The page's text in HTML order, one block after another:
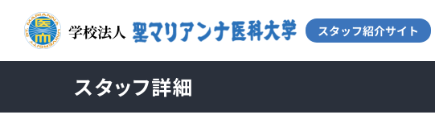
スタッフ詳細